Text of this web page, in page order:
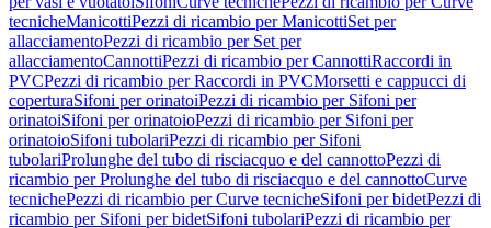
tecnicheManicottiPezzi di ricambio per ManicottiSet per
allacciamentoPezzi di ricambio per Set per
allacciamentoCannottiPezzi di ricambio per CannottiRaccordi in
PVCPezzi di ricambio per Raccordi in PVCMorsetti e cappucci di
coperturaSifoni per orinatoiPezzi di ricambio per Sifoni per
orinatoiSifoni per orinatoioPezzi di ricambio per Sifoni per
orinatoioSifoni tubolariPezzi di ricambio per Sifoni
tubolariProlunghe del tubo di risciacquo e del cannottoPezzi di
ricambio per Prolunghe del tubo di risciacquo e del cannottoCurve
tecnichePezzi di ricambio per Curve tecnicheSifoni per bidetPezzi di
ricambio per Sifoni per bidetSifoni tubolariPezzi di ricambio per